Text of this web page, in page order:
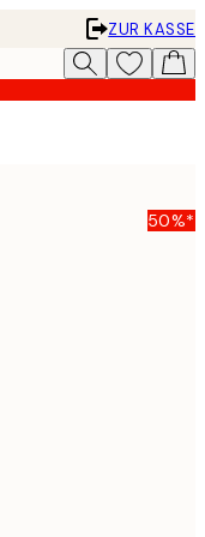
ZUR KASSE
50%*